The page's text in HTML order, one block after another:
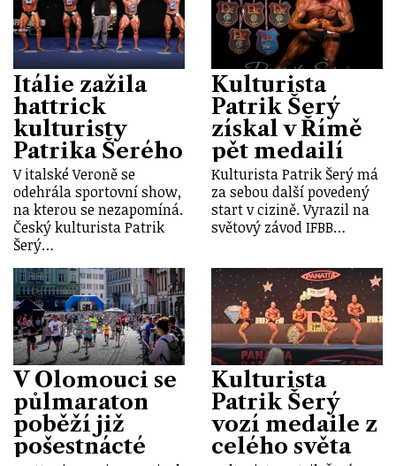
Itálie zažila
hattrick
kulturisty
Patrika Šerého
V italské Veroně se
odehrála sportovní show,
na kterou se nezapomíná.
Český kulturista Patrik
Šerý…
Kulturista
Patrik Šerý
získal v Římě
pět medailí
Kulturista Patrik Šerý má
za sebou další povedený
start v cizině. Vyrazil na
světový závod IFBB…
V Olomouci se
půlmaraton
poběží již
pošestnácté
Kulturista
Patrik Šerý
vozí medaile z
celého světa